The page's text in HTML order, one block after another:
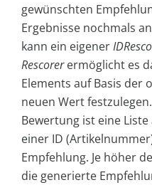
gewünschten
Ergebnisse nochmals
kann ein eigener
Rescorerermöglicht es
Elements auf Basis der
neuen Wert
Bewertung ist eine
einer ID
Empfehlung. Je höher
die generierte